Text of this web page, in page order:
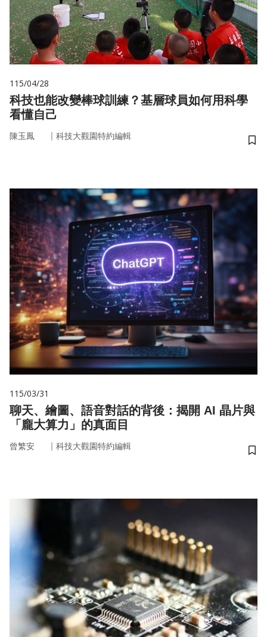
115/04/28
科技也能改變棒球訓練？基層球員如何用科學
看懂自己
陳玉鳳 ｜ 科技大觀園特約編輯
儲
115/03/31
聊天、繪圖、語音對話的背後：揭開 AI 晶片與
「龐大算力」的真面目
曾繁安 ｜ 科技大觀園特約編輯
儲